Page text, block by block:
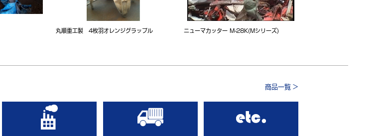
丸順重工製 4枚羽オレンジグラップル ニューマカッター M-28K(Mシリーズ)
商品一覧 >